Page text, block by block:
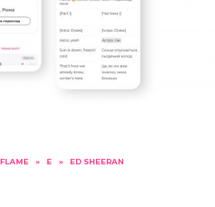
FLAME » E » ED SHEERAN